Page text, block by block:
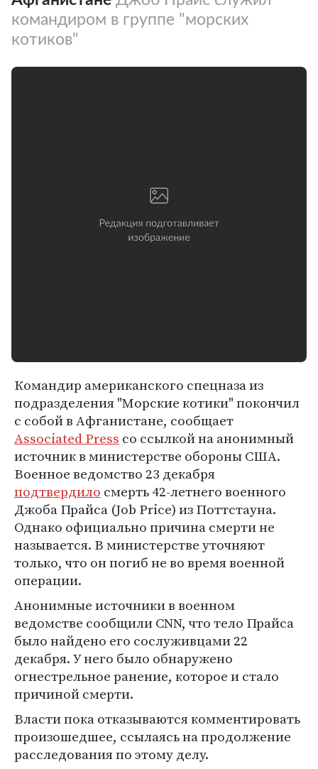
командиром в группе "морских
котиков"
Командир американского спецназа из
подразделения "Морские котики" покончил
с собой в Афганистане, сообщает
Associated Press со ссылкой на анонимный
источник в министерстве обороны США.
Военное ведомство 23 декабря
подтвердило смерть 42-летнего военного
Джоба Прайса (Job Price) из Поттстауна.
Однако официально причина смерти не
называется. В министерстве уточняют
только, что он погиб не во время военной
операции.
Анонимные источники в военном
ведомстве сообщили CNN, что тело Прайса
было найдено его сослуживцами 22
декабря. У него было обнаружено
огнестрельное ранение, которое и стало
причиной смерти.
Власти пока отказываются комментировать
произошедшее, ссылаясь на продолжение
расследования по этому делу.